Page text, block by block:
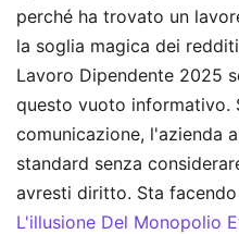
perché ha trovato un
la soglia magica dei
Lavoro Dipendente 2025
questo vuoto informativo.
comunicazione, l'azienda
standard senza
avresti diritto. Sta
L'illusione Del Monopolio